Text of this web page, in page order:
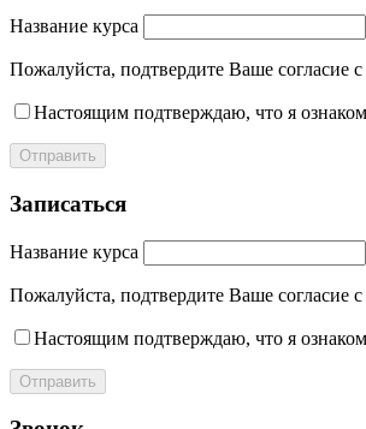
Название курса
Пожалуйста, подтвердите Ваше
Настоящим подтверждаю, что я
Отправить
Записаться
Название курса
Пожалуйста, подтвердите Ваше
Настоящим подтверждаю, что я
Отправить